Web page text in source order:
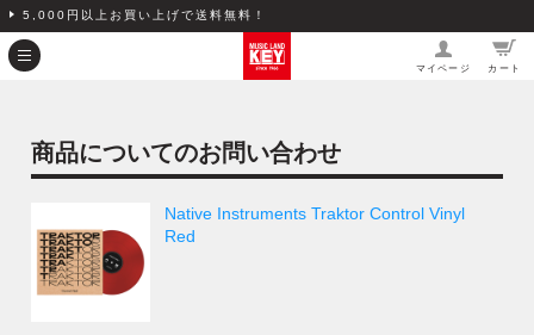
5,000円以上お買い上げで送料無料！
マイページ カート
商品についてのお問い合わせ
Native Instruments Traktor Control Vinyl
Red